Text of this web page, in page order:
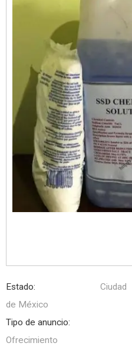
Estado:
Ciudad
de México
Tipo de anuncio:
Ofrecimiento